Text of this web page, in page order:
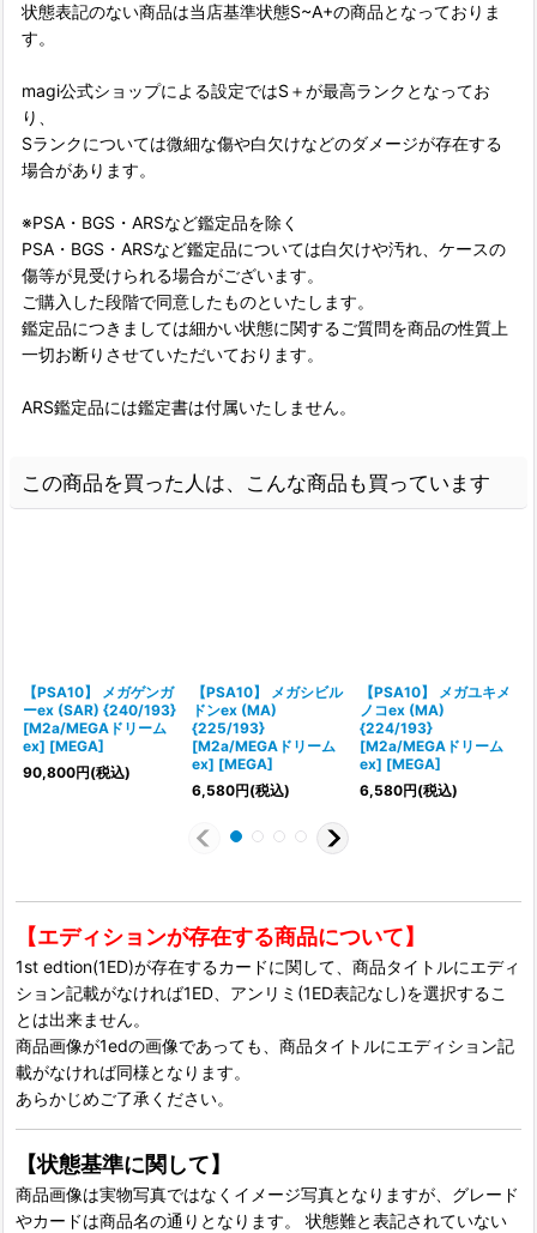
状態表記のない商品は当店基準状態S~A+の商品となっておりま
す。
magi公式ショップによる設定ではS＋が最高ランクとなってお
り、
Sランクについては微細な傷や白欠けなどのダメージが存在する
場合があります。
※PSA・BGS・ARSなど鑑定品を除く
PSA・BGS・ARSなど鑑定品については白欠けや汚れ、ケースの
傷等が見受けられる場合がございます。
ご購入した段階で同意したものといたします。
鑑定品につきましては細かい状態に関するご質問を商品の性質上
一切お断りさせていただいております。
ARS鑑定品には鑑定書は付属いたしません。
この商品を買った人は、こんな商品も買っています
【PSA10】 メガゲンガ
ーex (SAR) {240/193}
[M2a/MEGAドリーム
ex] [MEGA]
90,800円(税込)
【PSA10】 メガシビル
ドンex (MA)
{225/193}
[M2a/MEGAドリーム
ex] [MEGA]
6,580円(税込)
【PSA10】 メガユキメ
ノコex (MA)
{224/193}
[M2a/MEGAドリーム
ex] [MEGA]
6,580円(税込)
【エディションが存在する商品について】
1st edtion(1ED)が存在するカードに関して、商品タイトルにエディ
ション記載がなければ1ED、アンリミ(1ED表記なし)を選択するこ
とは出来ません。
商品画像が1edの画像であっても、商品タイトルにエディション記
載がなければ同様となります。
あらかじめご了承ください。
【状態基準に関して】
商品画像は実物写真ではなくイメージ写真となりますが、グレード
やカードは商品名の通りとなります。 状態難と表記されていない